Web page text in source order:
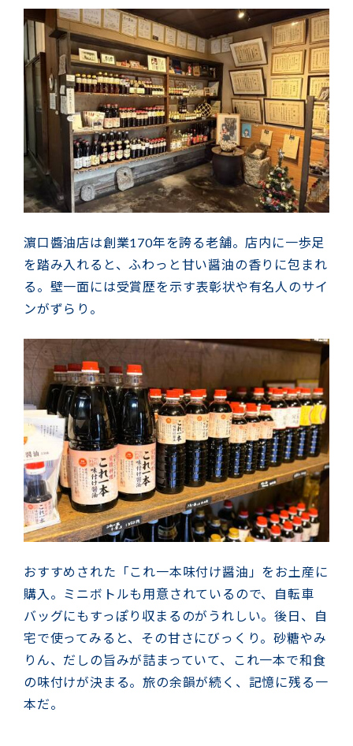
濵口醬油店は創業170年を誇る老舗。店内に一歩足
を踏み入れると、ふわっと甘い醤油の香りに包まれ
る。壁一面には受賞歴を示す表彰状や有名人のサイ
ンがずらり。
おすすめされた「これ一本味付け醤油」をお土産に
購入。ミニボトルも用意されているので、自転車
バッグにもすっぽり収まるのがうれしい。後日、自
宅で使ってみると、その甘さにびっくり。砂糖やみ
りん、だしの旨みが詰まっていて、これ一本で和食
の味付けが決まる。旅の余韻が続く、記憶に残る一
本だ。